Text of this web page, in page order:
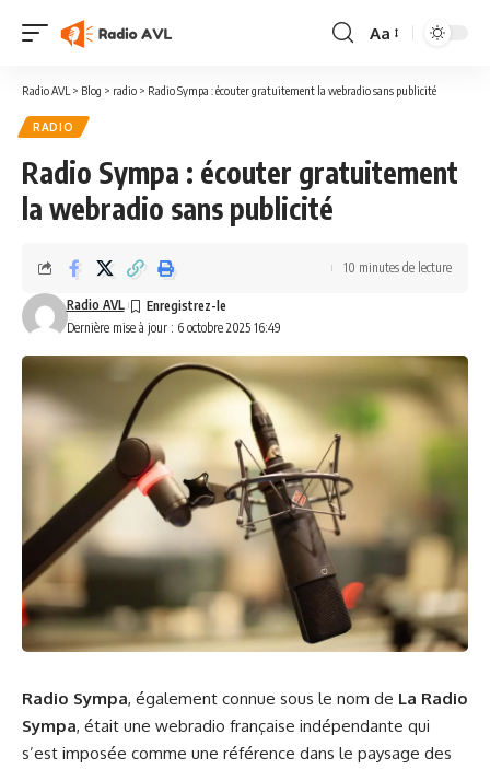
Aa
Radio AVL > Blog > radio > Radio Sympa : écouter gratuitement la webradio sans publicité
RADIO
Radio Sympa : écouter gratuitement
la webradio sans publicité
Dernière mise à jour : 6 octobre 2025 16:49
Radio AVL
10 minutes de lecture
Radio Sympa, également connue sous le nom de La Radio
Sympa, était une webradio française indépendante qui
s’est imposée comme une référence dans le paysage des